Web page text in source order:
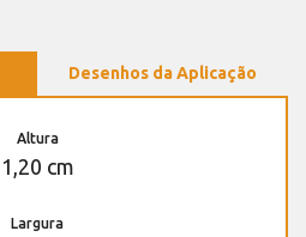
Desenhos da Aplicação
Altura
1,20 cm
Largura